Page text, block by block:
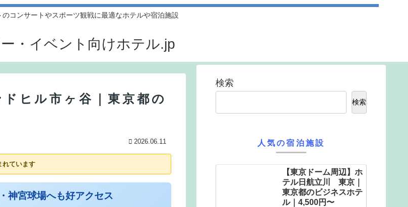
のコンサートやスポーツ観戦に最適なホテルや宿泊施設
ヒル市ヶ谷｜東京都の
2026.06.11
れています
神宮球場へも好アクセス
検索
検索
人気の宿泊施設
【東京ドーム周辺】ホ
テル日航立川 東京｜
東京都のビジネスホテ
ル｜4,500円〜